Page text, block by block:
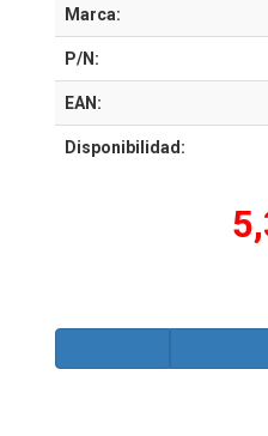
Marca:
P/N:
EAN:
Disponibilidad: